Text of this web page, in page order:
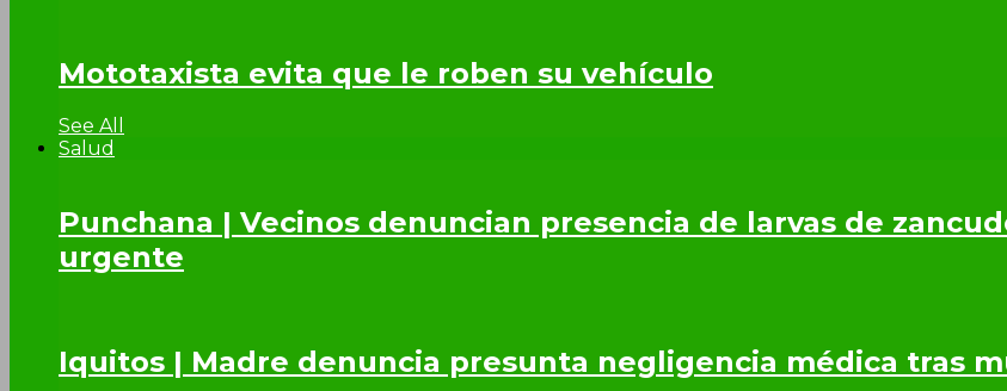
Mototaxista evita que le roben su vehículo
See All
Salud
Punchana | Vecinos denuncian presencia de larvas de
urgente
Iquitos | Madre denuncia presunta negligencia médica tras